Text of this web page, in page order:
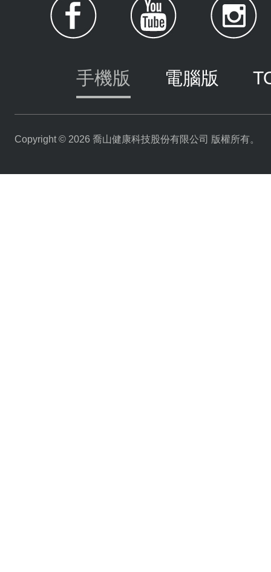
手機版 電腦版
Copyright © 2026 喬山健康科技股份有限公司 版權所有。